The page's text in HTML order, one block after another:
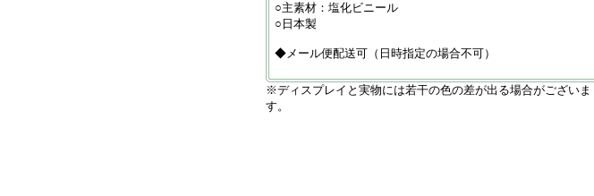
○主素材：塩化ビニール
○日本製
◆メール便配送可（日時指定の場合不可）
※ディスプレイと実物には若干の色の差が出る場合がございま
す。